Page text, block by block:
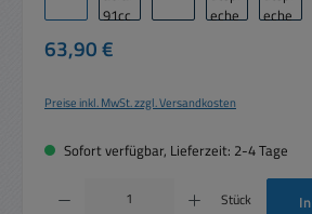
Regulärer Preis:
63,90 €
Preise inkl. MwSt. zzgl. Versandkosten
Sofort verfügbar, Lieferzeit: 2-4 Tage
Produkt Anzahl: Gib den gewünschten Wert ein
Stück